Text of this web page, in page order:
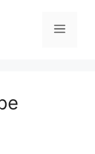
Menu